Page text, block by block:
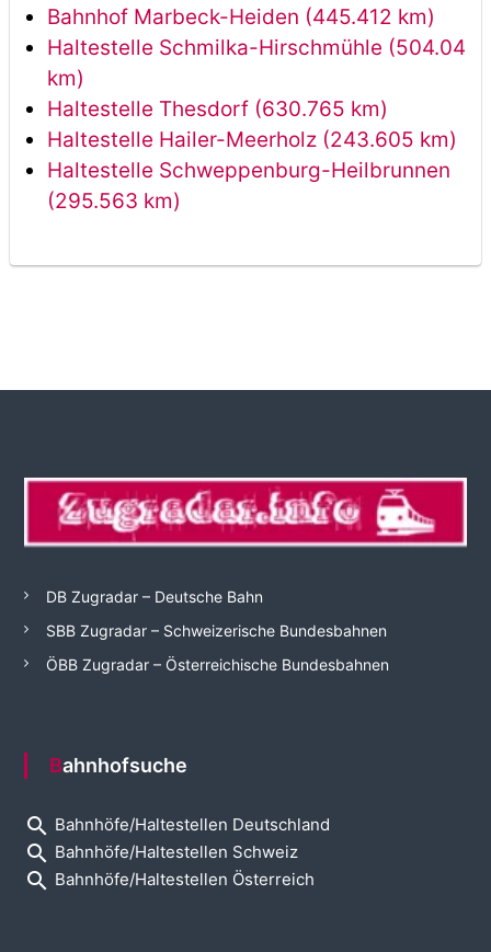
Bahnhof Marbeck-Heiden (445.412 km)
Haltestelle Schmilka-Hirschmühle (504.04
km)
Haltestelle Thesdorf (630.765 km)
Haltestelle Hailer-Meerholz (243.605 km)
Haltestelle Schweppenburg-Heilbrunnen
(295.563 km)
DB Zugradar – Deutsche Bahn
SBB Zugradar – Schweizerische Bundesbahnen
ÖBB Zugradar – Österreichische Bundesbahnen
Bahnhofsuche
search Bahnhöfe/Haltestellen Deutschland
search Bahnhöfe/Haltestellen Schweiz
search Bahnhöfe/Haltestellen Österreich